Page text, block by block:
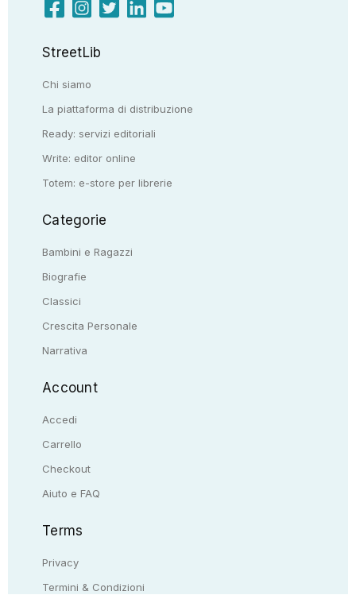
StreetLib
Chi siamo
La piattaforma di distribuzione
Ready: servizi editoriali
Write: editor online
Totem: e-store per librerie
Categorie
Bambini e Ragazzi
Biografie
Classici
Crescita Personale
Narrativa
Account
Accedi
Carrello
Checkout
Aiuto e FAQ
Terms
Privacy
Termini & Condizioni